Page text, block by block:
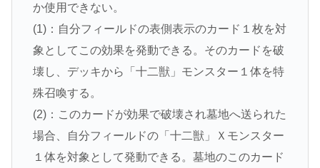
か使用できない。
(1)：自分フィールドの表側表示のカード１枚を対
象としてこの効果を発動できる。そのカードを破
壊し、デッキから「十二獣」モンスター１体を特
殊召喚する。
(2)：このカードが効果で破壊され墓地へ送られた
場合、自分フィールドの「十二獣」Ｘモンスター
１体を対象として発動できる。墓地のこのカード